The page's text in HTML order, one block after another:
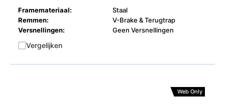
Framemateriaal:
Staal
Remmen:
V-Brake & Terugtrap
Versnellingen:
Geen Versnellingen
Vergelijken
Web Only